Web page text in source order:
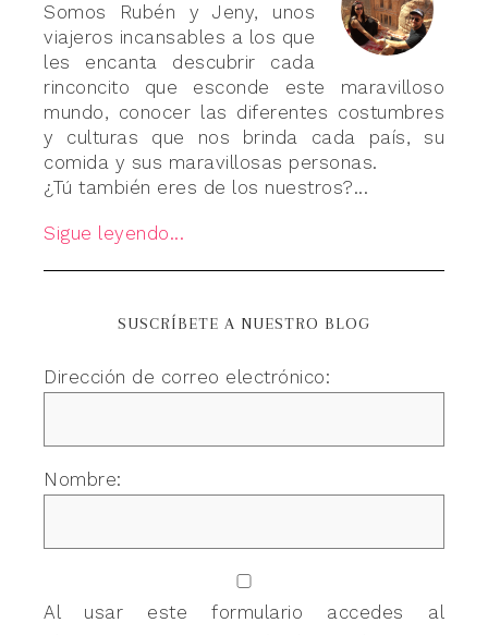
Somos Rubén y Jeny, unos
viajeros incansables a los que
les encanta descubrir cada
rinconcito que esconde este maravilloso
mundo, conocer las diferentes costumbres
y culturas que nos brinda cada país, su
comida y sus maravillosas personas.
¿Tú también eres de los nuestros?...
Sigue leyendo...
SUSCRÍBETE A NUESTRO BLOG
Dirección de correo electrónico:
Nombre:
Al usar este formulario accedes al